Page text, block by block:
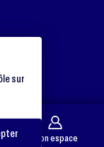
Mon espace
sur